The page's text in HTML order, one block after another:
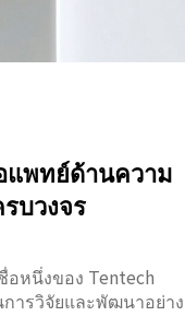
แพทย์ด้านความ
บวงจร
อหนึ่งของ Tentech
ารวิจัยและพัฒนาอย่าง